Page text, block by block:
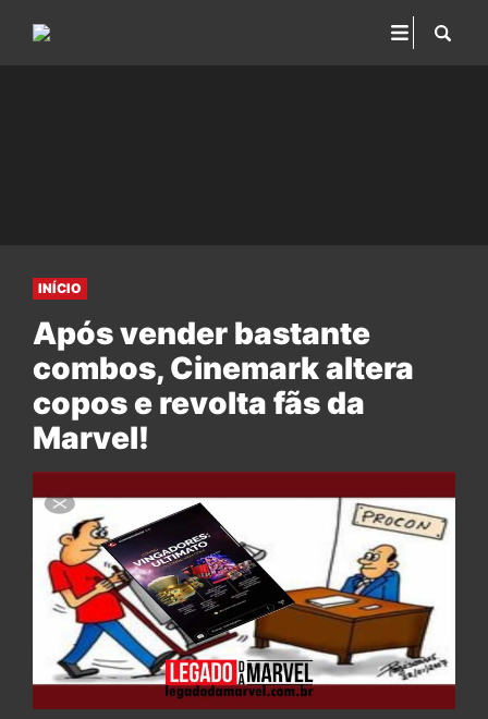
INÍCIO
Após vender bastante
combos, Cinemark altera
copos e revolta fãs da
Marvel!